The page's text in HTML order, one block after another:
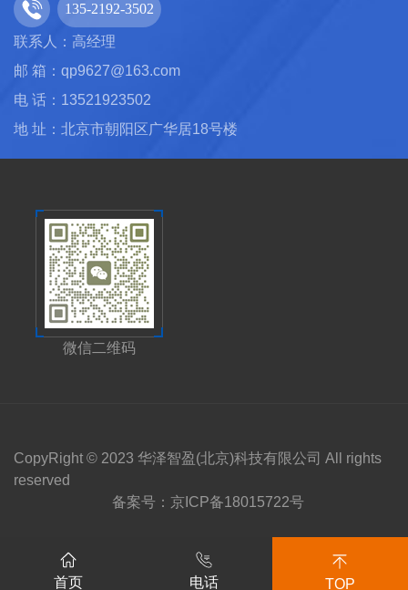
135-2192-3502
联系人：高经理
邮 箱：qp9627@163.com
电 话：13521923502
地 址：北京市朝阳区广华居18号楼
微信二维码
CopyRight © 2023 华泽智盈(北京)科技有限公司 All rights
reserved
备案号： 京ICP备18015722号
首页 电话 TOP